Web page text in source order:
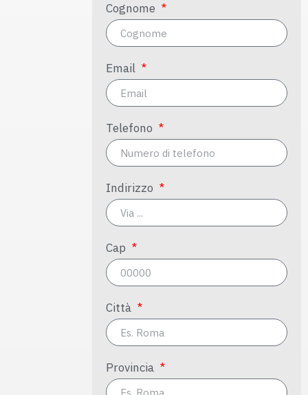
Cognome
Email
Telefono
Indirizzo
Cap
Città
Provincia